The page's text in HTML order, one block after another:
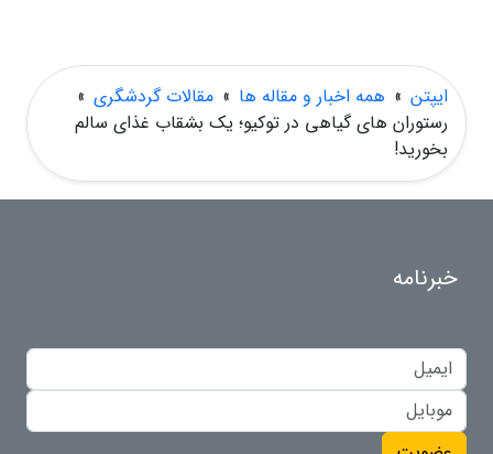
ایپتن » همه اخبار و مقاله ها » مقالات گردشگری »
رستوران های گیاهی در توکیو؛ یک بشقاب غذای سالم
بخورید!
خبرنامه